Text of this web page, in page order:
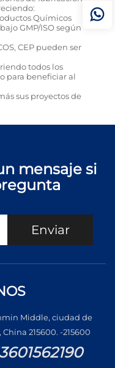
Químicos
GMP/ISO según
CEP pueden ser
todos los
para beneficiar al
sus proyectos de
mensaje si
Enviar
Middle, ciudad de
215600. -215600